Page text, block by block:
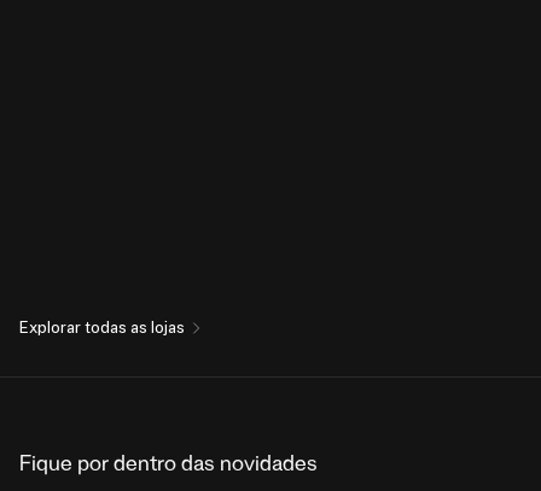
Explorar todas as lojas
Fique por dentro das novidades